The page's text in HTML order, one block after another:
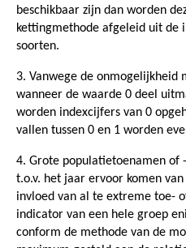
beschikbaar zijn dan worden
kettingmethode afgeleid uit de
soorten.
3. Vanwege de onmogelijkheid
wanneer de waarde 0 deel
worden indexcijfers van 0
vallen tussen 0 en 1 worden
4. Grote populatietoenamen of
t.o.v. het jaar ervoor komen
invloed van al te extreme toe-
indicator van een hele groep
conform de methode van de